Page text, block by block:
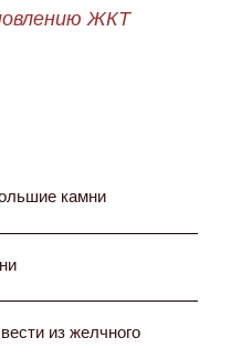
ЖКТ
камни
из желчного